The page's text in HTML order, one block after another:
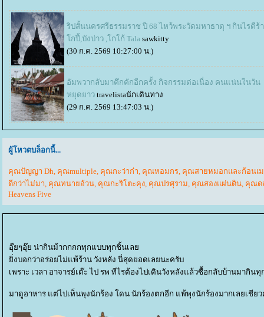
ริปสั้นนครศรีธรรมราช ปี 68 ไหว้พระวัดมหาธาตุ ฯ กินไรตีร้
กปี้,บังบ่าว ,โกโก้ Tala sawkitty
(30 ก.ค. 2569 10:27:00 น.)
อัมพวากลับมาคึกคักอีกครั้ง กิจกรรมต่อเนื่อง คนแน่นในวัน
หยุดยาว travelistaนักเดินทาง
(29 ก.ค. 2569 13:47:03 น.)
ผู้โหวตบล็อกนี้...
คุณปัญญา Dh, คุณmultiple, คุณกะว่าก๋า, คุณหอมกร, คุณสายหมอกและก้อนเ
ดีกว่าไม่มา, คุณทนายอ้วน, คุณกะริโตะคุง, คุณปรศุราม, คุณสองแผ่นดิน, คุณด
Heavens Five
อุ๊ยๆอุ๊ย น่ากินม้ากกกกทุกแบบทุกชิ้นเล
ิ่งบอกว่าอร่อยไม่แพ้ร้าน วังหลัง นี่สุดยอดเลยนะครับ
เพราะ เวลา อาจารย์เต๊ะ ไป รพ ทีไรต้องไปเดินวังหลังแล้วซื้อกลับบ้านมากินทุ
มาดูอาหาร แต่ไปเห็นพุงนักร้อง โดน นักร้องตกอีก แพ้พุงนักร้องมากเลยเชียว